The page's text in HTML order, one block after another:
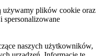
używamy plików cookie oraz
spersonalizowane
naszych użytkowników,